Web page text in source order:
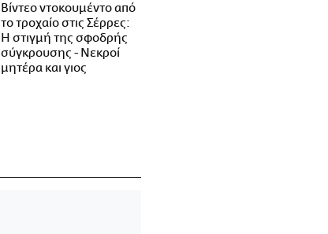
Βίντεο ντοκουμέντο από
το τροχαίο στις Σέρρες:
Η στιγμή της σφοδρής
σύγκρουσης - Νεκροί
μητέρα και γιος